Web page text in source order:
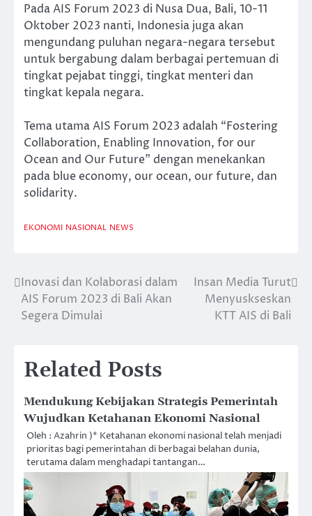
Pada AIS Forum 2023 di Nusa Dua, Bali, 10-11
Oktober 2023 nanti, Indonesia juga akan
mengundang puluhan negara-negara tersebut
untuk bergabung dalam berbagai pertemuan di
tingkat pejabat tinggi, tingkat menteri dan
tingkat kepala negara.
Tema utama AIS Forum 2023 adalah “Fostering
Collaboration, Enabling Innovation, for our
Ocean and Our Future” dengan menekankan
pada blue economy, our ocean, our future, dan
solidarity.
EKONOMI NASIONAL NEWS
Post
navigation
Inovasi dan Kolaborasi dalam
AIS Forum 2023 di Bali Akan
Segera Dimulai
Insan Media Turut
Menyuskseskan
KTT AIS di Bali
Related Posts
Mendukung Kebijakan Strategis Pemerintah
Wujudkan Ketahanan Ekonomi Nasional
Oleh : Azahrin )* Ketahanan ekonomi nasional telah menjadi
prioritas bagi pemerintahan di berbagai belahan dunia,
terutama dalam menghadapi tantangan…